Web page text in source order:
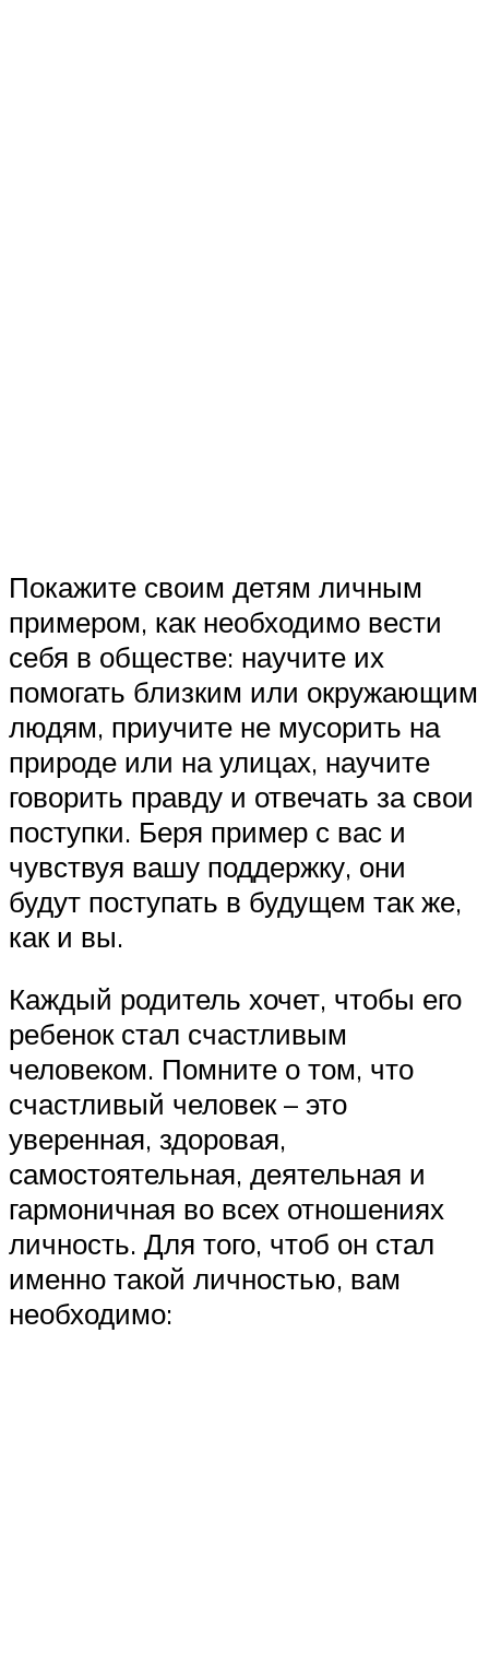
Покажите своим детям личным
примером, как необходимо вести
себя в обществе: научите их
помогать близким или окружающим
людям, приучите не мусорить на
природе или на улицах, научите
говорить правду и отвечать за свои
поступки. Беря пример с вас и
чувствуя вашу поддержку, они
будут поступать в будущем так же,
как и вы.
Каждый родитель хочет, чтобы его
ребенок стал счастливым
человеком. Помните о том, что
счастливый человек – это
уверенная, здоровая,
самостоятельная, деятельная и
гармоничная во всех отношениях
личность. Для того, чтоб он стал
именно такой личностью, вам
необходимо: